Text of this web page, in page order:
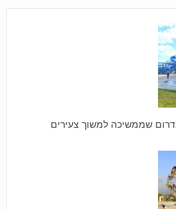
שממשיכה למשוך צעירים